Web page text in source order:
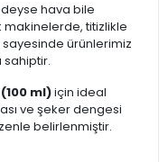
hava bile
titizlikle
ürünlerimiz
sahiptir.
ml)için ideal
ve şeker dengesi
belirlenmiştir.